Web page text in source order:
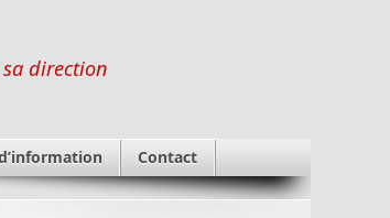
direction
Contact